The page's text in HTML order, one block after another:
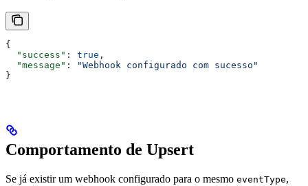
{
  "success"
: true ,
  "message"
:
"Webhook configurado com sucesso"
}
Comportamento de Upsert
Se já existir um webhook configurado para o mesmo eventType,